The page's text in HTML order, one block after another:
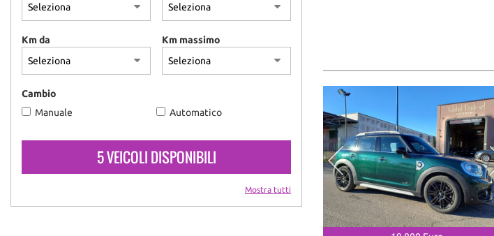
Km da Km massimo
Cambio
Manuale
Automatico
5 VEICOLI DISPONIBILI
Mostra tutti